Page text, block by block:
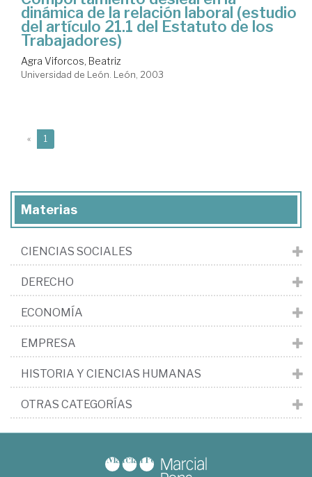
dinámica de la relación laboral (estudio
del artículo 21.1 del Estatuto de los
Trabajadores)
Agra Viforcos, Beatriz
Universidad de León. León, 2003
« 1
Materias
CIENCIAS SOCIALES
DERECHO
ECONOMÍA
EMPRESA
HISTORIA Y CIENCIAS HUMANAS
OTRAS CATEGORÍAS